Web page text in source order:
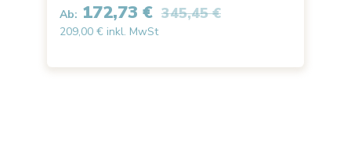
Ab: 172,73 € 345,45 €
209,00 € inkl. MwSt